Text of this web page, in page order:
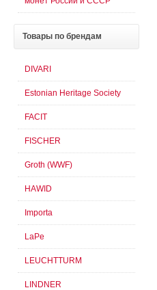
Товары по брендам
DIVARI
Estonian Heritage Society
FACIT
FISCHER
Groth (WWF)
HAWID
Importa
LaPe
LEUCHTTURM
LINDNER